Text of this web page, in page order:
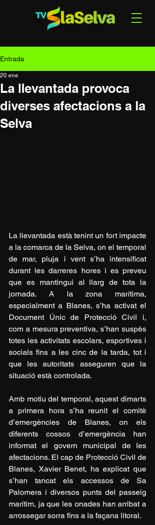
Entrada
La llevantada provoca
diverses afectacions a la
Selva
20 ene
La llevantada està tenint un fort impacte
a la comarca de la Selva, on el temporal
de mar, pluja i vent s’ha intensificat
durant les darreres hores i es preveu
que es mantingui al llarg de tota la
jornada. A la zona marítima,
especialment a Blanes, s’ha activat el
Document Únic de Protecció Civil i,
com a mesura preventiva, s’han suspès
totes les activitats escolars, esportives i
socials fins a les cinc de la tarda, tot i
que les autoritats asseguren que la
situació està controlada.
Amb motiu del temporal, aquest dimarts
a primera hora s’ha reunit el comitè
d’emergències de Blanes, on els
diferents cossos d’emergència han
informat el govern municipal de les
afectacions. El cap de Protecció Civil de
Blanes, Xavier Benet, ha explicat que
s’han tancat els accessos de Sa
Palomera i diversos punts del passeig
marítim, ja que les onades han arribat a
arrossegar sorra fins a la façana litoral.